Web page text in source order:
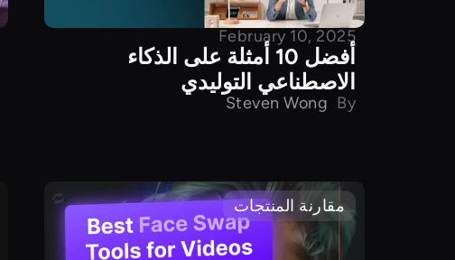
February 10, 2025
أفضل 10 أمثلة على الذكاء
الاصطناعي التوليدي
By
Steven Wong
مقارنة المنتجات